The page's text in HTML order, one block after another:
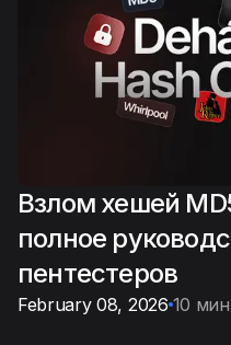
Взлом хешей
полное
пентестеров
February 08, 2026 10 мин